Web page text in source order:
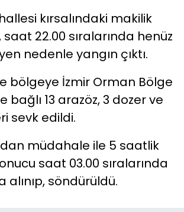
kırsalındaki makilik
22.00 sıralarında henüz
nedenle yangın çıktı.
bölgeye İzmir Orman Bölge
bağlı 13 arazöz, 3 dozer ve
sevk edildi.
müdahale ile 5 saatlik
saat 03.00 sıralarında
alınıp, söndürüldü.